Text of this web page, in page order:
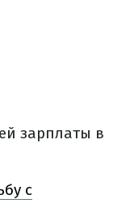
зарплаты в
с